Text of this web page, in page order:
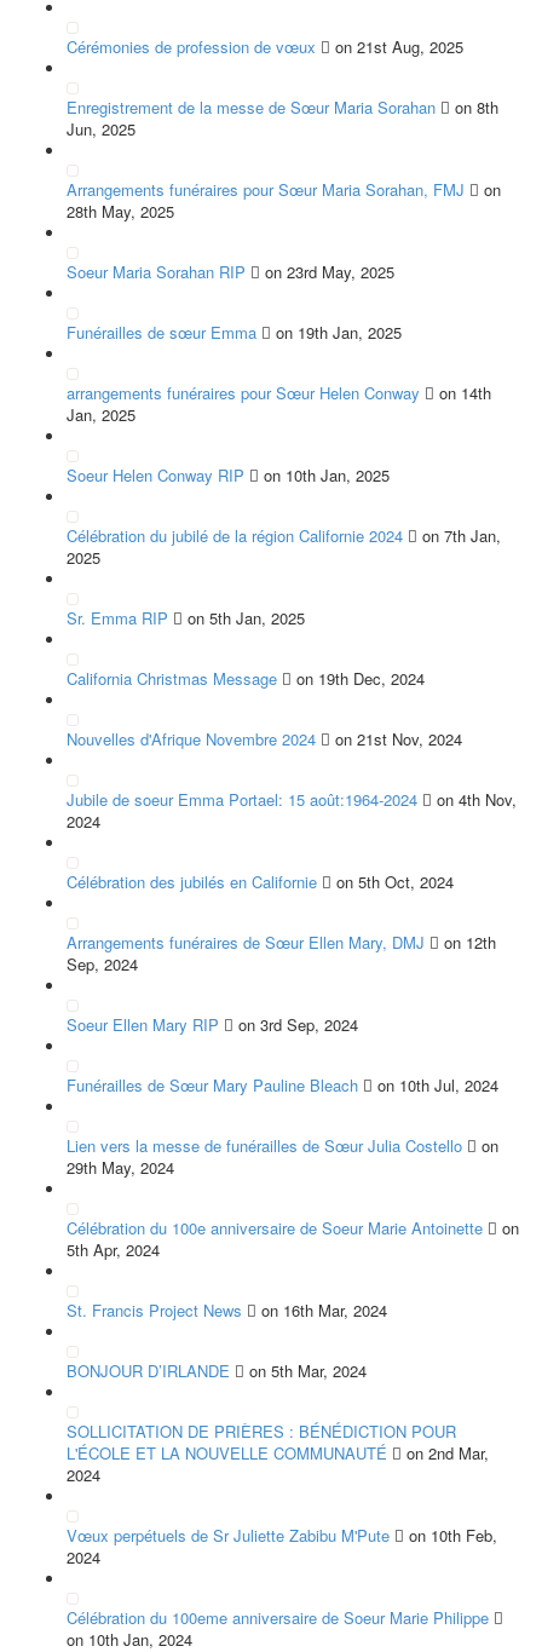
Cérémonies de profession de vœux on 21st Aug, 2025
Enregistrement de la messe de Sœur Maria Sorahan
on 8th
Jun, 2025
Arrangements funéraires pour Sœur Maria Sorahan, FMJ
on
28th May, 2025
Soeur Maria Sorahan RIP on 23rd May, 2025
Funérailles de sœur Emma on 19th Jan, 2025
arrangements funéraires pour Sœur Helen Conway
on 14th
Jan, 2025
Soeur Helen Conway RIP on 10th Jan, 2025
Célébration du jubilé de la région Californie 2024
on 7th Jan,
2025
Sr. Emma RIP on 5th Jan, 2025
California Christmas Message on 19th Dec, 2024
Nouvelles d'Afrique Novembre 2024 on 21st Nov, 2024
Jubile de soeur Emma Portael: 15 août:1964-2024
on 4th Nov,
2024
Célébration des jubilés en Californie on 5th Oct, 2024
Arrangements funéraires de Sœur Ellen Mary, DMJ
on 12th
Sep, 2024
Soeur Ellen Mary RIP on 3rd Sep, 2024
Funérailles de Sœur Mary Pauline Bleach on 10th Jul, 2024
Lien vers la messe de funérailles de Sœur Julia Costello
on
29th May, 2024
Célébration du 100e anniversaire de Soeur Marie Antoinette
on
5th Apr, 2024
St. Francis Project News on 16th Mar, 2024
BONJOUR D’IRLANDE on 5th Mar, 2024
SOLLICITATION DE PRIÈRES : BÉNÉDICTION POUR
L'ÉCOLE ET LA NOUVELLE COMMUNAUTÉ
on 2nd Mar,
2024
Vœux perpétuels de Sr Juliette Zabibu M'Pute
on 10th Feb,
2024
Célébration du 100eme anniversaire de Soeur Marie Philippe
on 10th Jan, 2024